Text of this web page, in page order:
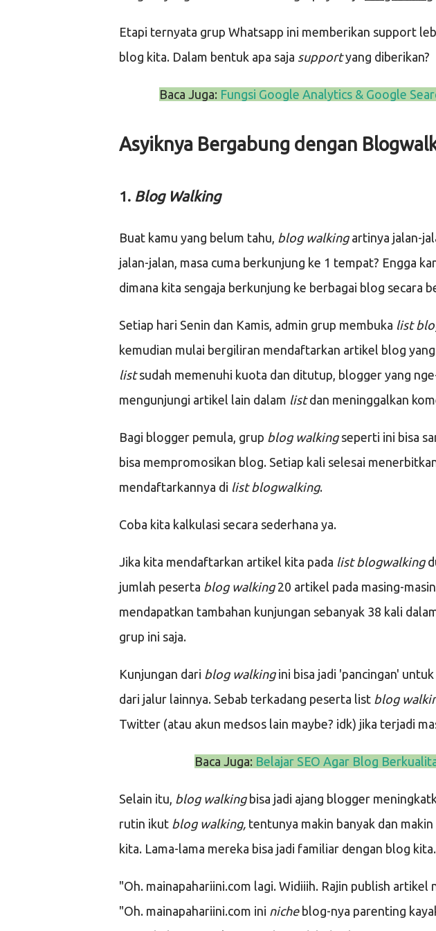
Etapi ternyata grup Whatsapp ini memberikan support
blog kita. Dalam bentuk apa saja supportyang diberikan?
Baca Juga: Fungsi Google Analytics & Google
Asyiknya Bergabung dengan
1. Blog Walking
Buat kamu yang belum tahu, blog walkingartinya jalan-
jalan-jalan, masa cuma berkunjung ke 1 tempat? Engga
dimana kita sengaja berkunjung ke berbagai blog secara
Setiap hari Senin dan Kamis, admin grup membuka list
kemudian mulai bergiliran mendaftarkan artikel blog
listsudah memenuhi kuota dan ditutup, blogger yang
mengunjungi artikel lain dalam listdan meninggalkan
Bagi blogger pemula, grup blog walking seperti ini bisa
bisa mempromosikan blog. Setiap kali selesai
mendaftarkannya di list blogwalking.
Coba kita kalkulasi secara sederhana ya.
Jika kita mendaftarkan artikel kita pada list blogwalking
jumlah peserta blog walking20 artikel pada masing-
mendapatkan tambahan kunjungan sebanyak 38 kali
grup ini saja.
Kunjungan dari blog walking ini bisa jadi 'pancingan' untuk
dari jalur lainnya. Sebab terkadang peserta list blog
Twitter (atau akun medsos lain maybe? idk) jika terjadi
Baca Juga: Belajar SEO Agar Blog
Selain itu, blog walkingbisa jadi ajang blogger
rutin ikut blog walking, tentunya makin banyak dan
kita. Lama-lama mereka bisa jadi familiar dengan blog kita.
"Oh. mainapahariini.com lagi. Widiiih. Rajin publish artikel
"Oh. mainapahariini.com ini niche blog-nya parenting